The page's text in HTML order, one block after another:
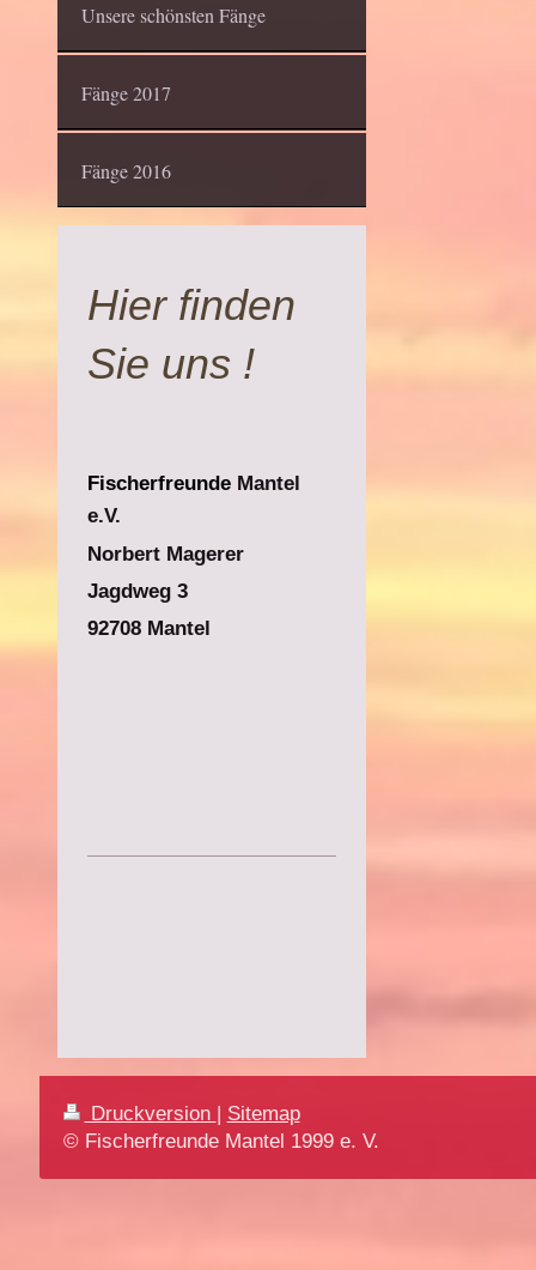
Unsere schönsten Fänge
Fänge 2017
Fänge 2016
Hier finden
Sie uns !
Fischerfreunde Mantel
e.V.
Norbert Magerer
Jagdweg 3
92708 Mantel
Druckversion | Sitemap
© Fischerfreunde Mantel 1999 e. V.